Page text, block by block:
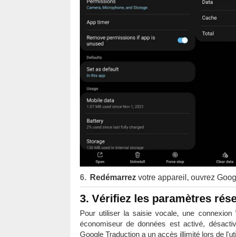
Redémarrezvotre appareil, ouvrez
3. Vérifiez les paramètres
Pour utiliser la saisie vocale, une
économiseur de données est activé,
Google Traduction a un accès illimité lors de